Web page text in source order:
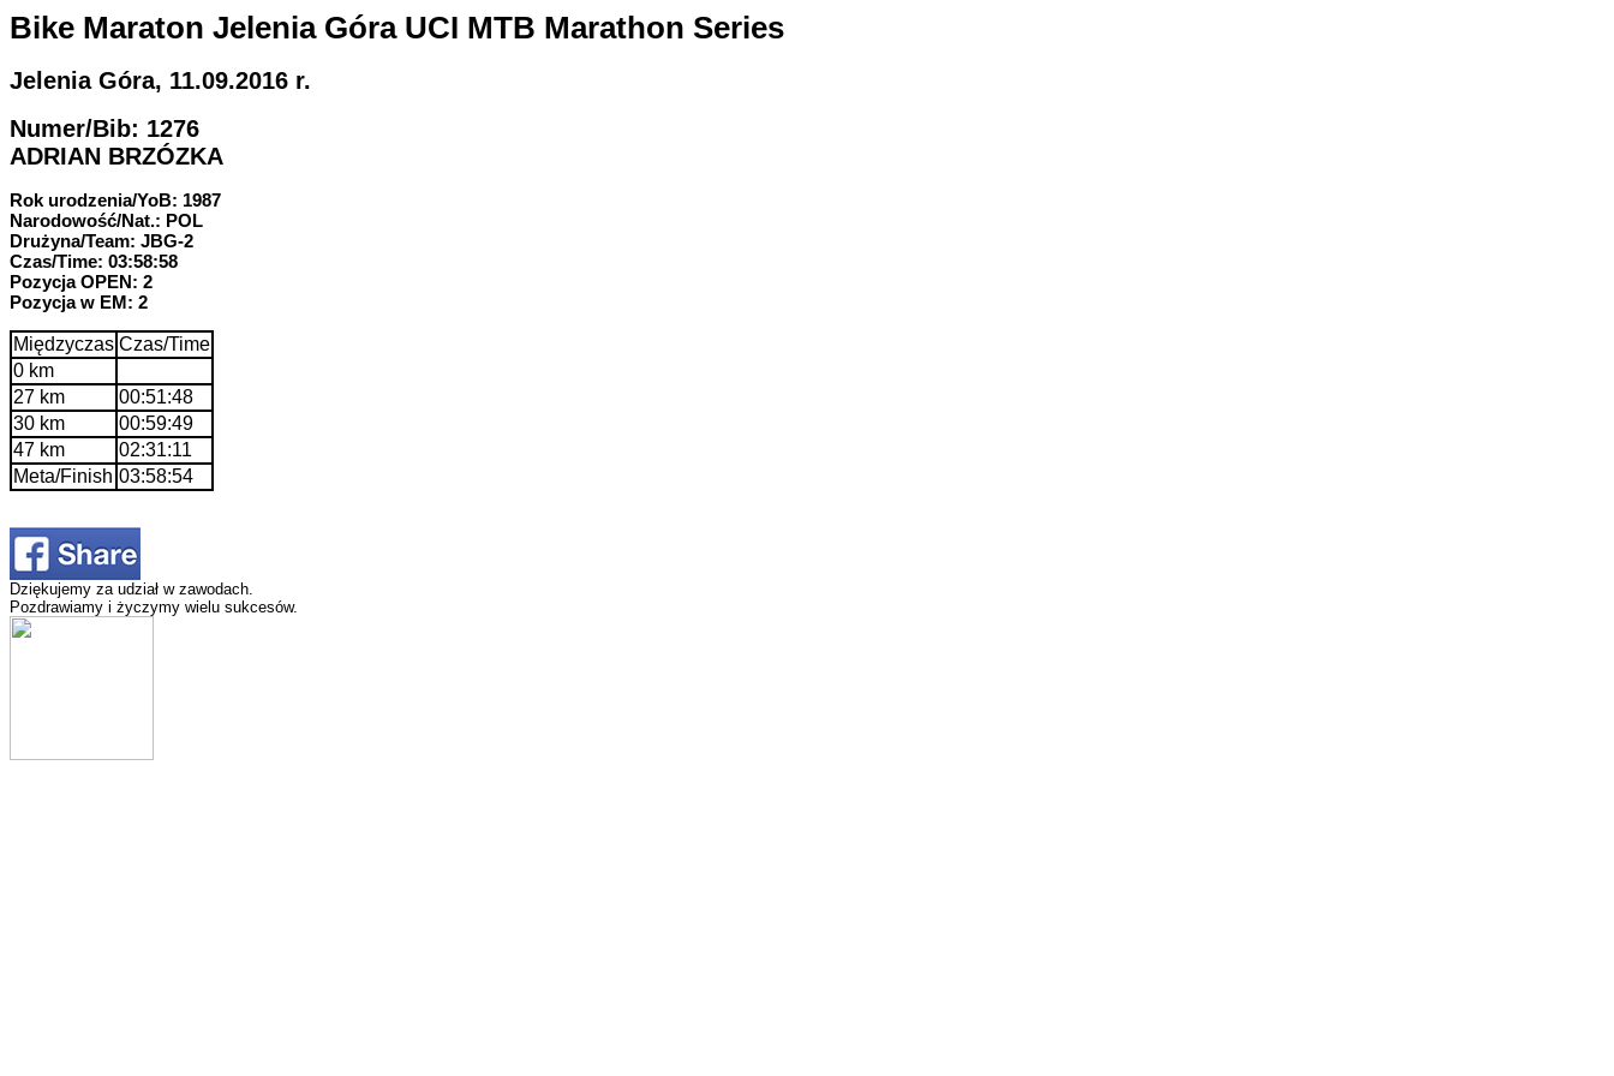
Bike Maraton Jelenia Góra UCI MTB Marathon Series
Jelenia Góra, 11.09.2016 r.
Numer/Bib: 1276
ADRIAN BRZÓZKA
Rok urodzenia/YoB: 1987
Narodowość/Nat.: POL
Drużyna/Team: JBG-2
Czas/Time: 03:58:58
Pozycja OPEN: 2
Pozycja w EM: 2
Międzyczas Czas/Time
0 km
27 km
00:51:48
30 km
00:59:49
47 km
02:31:11
Meta/Finish 03:58:54
Dziękujemy za udział w zawodach.
Pozdrawiamy i życzymy wielu sukcesów.